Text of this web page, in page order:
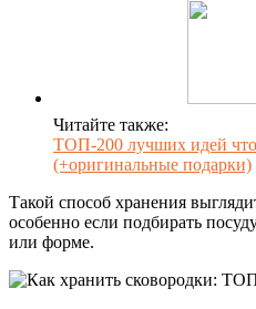
Читайте также:
ТОП-200 лучших идей
(+оригинальные подарки)
Такой способ хранения
особенно если подбирать
или форме.